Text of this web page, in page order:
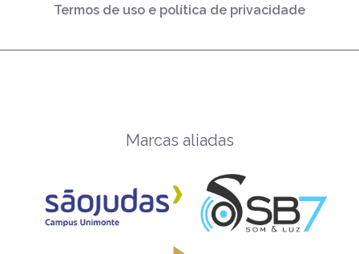
Termos de uso e política de privacidade
Marcas aliadas